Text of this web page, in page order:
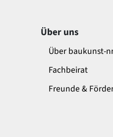
Über uns
Über baukunst-
Fachbeirat
Freunde &